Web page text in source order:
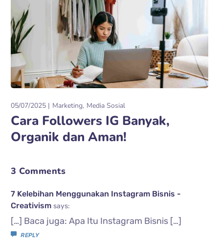
05/07/2025 Marketing Media Sosial
Cara Followers IG Banyak,
Organik dan Aman!
3 Comments
7 Kelebihan Menggunakan Instagram Bisnis -
Creativism says:
[…] Baca juga: Apa Itu Instagram Bisnis […]
REPLY